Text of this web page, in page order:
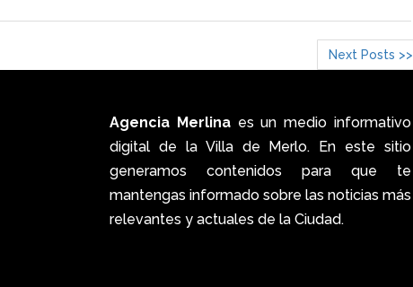
Next Posts >>
Agencia Merlinaes un medio informativo
digital de la Villa de Merlo. En este sitio
generamos contenidos para que te
mantengas informado sobre las noticias más
relevantes y actuales de la Ciudad.